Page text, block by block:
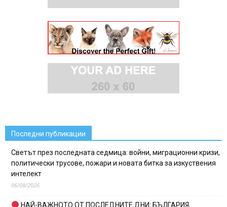
Последни публикации
Светът през последната седмица: войни, миграционни кризи,
политически трусове, пожари и новата битка за изкуствения
интелект
06/08/2026
НАЙ-ВАЖНОТО ОТ ПОСЛЕДНИТЕ ДНИ: БЪЛГАРИЯ,